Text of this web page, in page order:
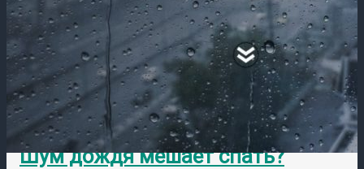
Шум дождя мешает спать?